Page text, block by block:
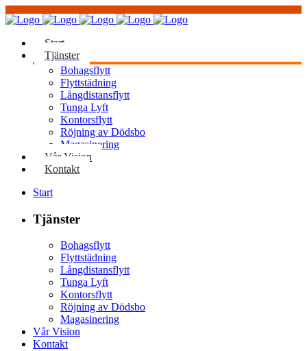
Start
Tjänster
Bohagsflytt
Flyttstädning
Långdistansflytt
Tunga Lyft
Kontorsflytt
Röjning av Dödsbo
Magasinering
Vår Vision
Kontakt
Start
Tjänster
Bohagsflytt
Flyttstädning
Långdistansflytt
Tunga Lyft
Kontorsflytt
Röjning av Dödsbo
Magasinering
Vår Vision
Kontakt